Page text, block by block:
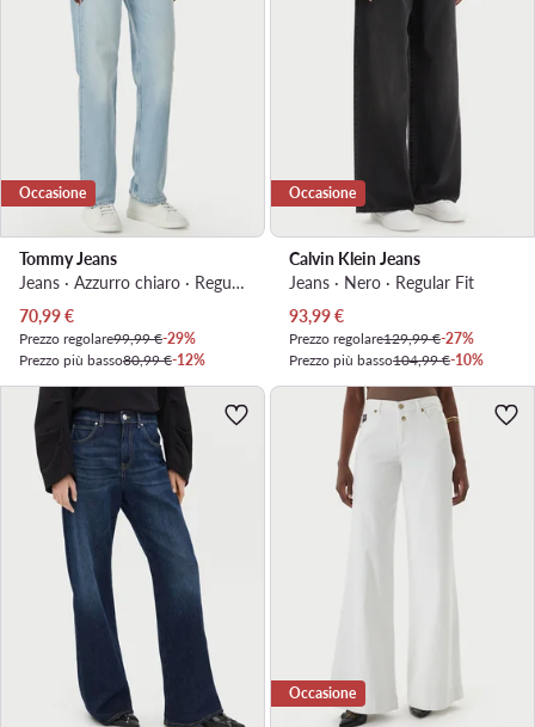
Occasione
Tommy Jeans
Jeans · Azzurro chiaro · Regular Fit
Prezzo attuale
70,99€
Prezzo regolare99,99 €-29%
Prezzo più basso80,99 €-12%
Occasione
Calvin Klein Jeans
Jeans · Nero · Regular Fit
Prezzo attuale
93,99€
Prezzo regolare129,99 €-27%
Prezzo più basso104,99 €-10%
Occasione